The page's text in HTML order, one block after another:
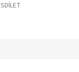
SDÍLET